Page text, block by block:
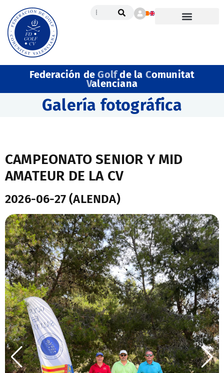
Federación deGolfde la Comunitat
Valenciana
Galería fotográfica
CAMPEONATO SENIOR Y MID
AMATEUR DE LA CV
2026-06-27 (ALENDA)